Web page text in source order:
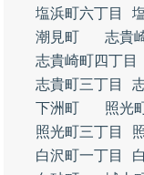
塩浜町六丁目
潮見町
志貴
志貴崎町四丁目
志貴町三丁目
下洲町
照光
照光町三丁目
白沢町一丁目